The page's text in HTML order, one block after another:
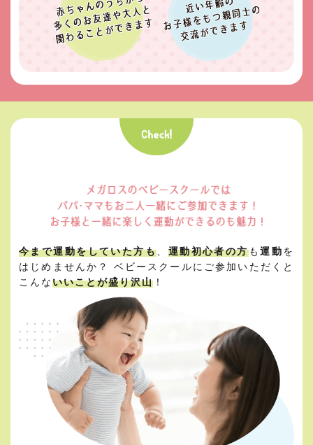
今まで運動をしていた方も 運動初心者の方も運動を
はじめませんか？
ベビースクールにご参加いただくと
こんないいことが盛り沢山 ！